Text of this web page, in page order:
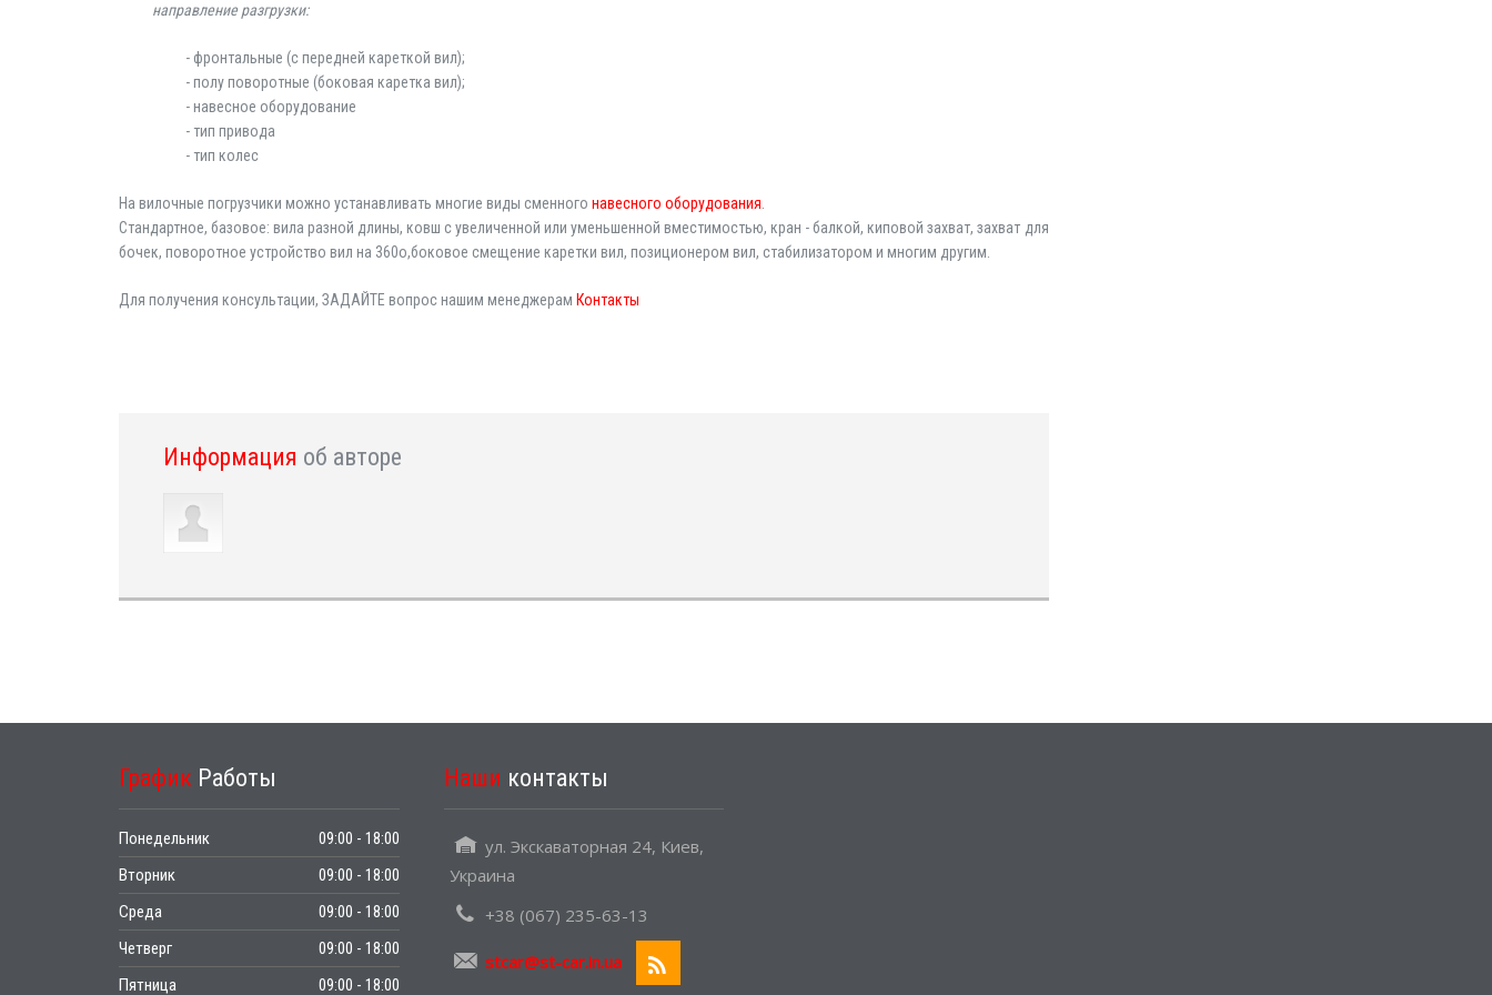
направление разгрузки:
- фронтальные (с передней кареткой вил);
- полу поворотные (боковая каретка вил);
- навесное оборудование
- тип привода
- тип колес
На вилочные погрузчики можно устанавливать многие виды сменного навесного оборудования
Стандартное, базовое: вила разной длины, ковш с увеличенной или уменьшенной вместимостью, кран - балкой, киповой захват, захват для
бочек, поворотное устройство вил на 360o,боковое смещение каретки вил, позиционером вил, стабилизатором и многим другим.
Для получения консультации, ЗАДАЙТЕ вопрос нашим менеджерам Контакты
Информация об авторе
График Работы
Понедельник
09:00 - 18:00
Вторник
09:00 - 18:00
Среда
09:00 - 18:00
Четверг
09:00 - 18:00
Пятница
09:00 - 18:00
Наши контакты
ул. Экскаваторная 24, Киев,
Украина
+38 (067) 235-63-13
stcar@st-car.in.ua